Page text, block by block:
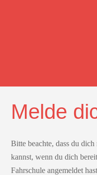
Melde
Bitte beachte, dass du
kannst, wenn du dich
Fahrschule angemeldet